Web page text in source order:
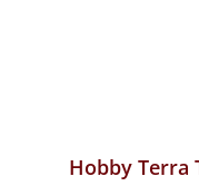
Hobby Terra